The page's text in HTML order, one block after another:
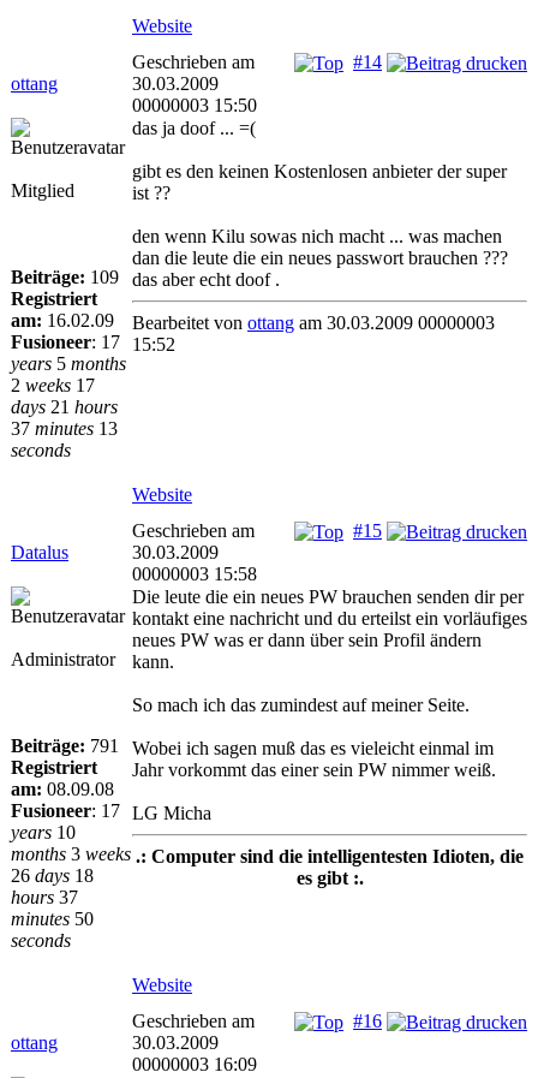
Website
ottang
#14
Geschrieben am
30.03.2009
00000003 15:50
Mitglied
Beiträge: 109
Registriert
am: 16.02.09
Fusioneer: 17
years 5 months
2 weeks 17
days 21 hours
37 minutes 13
seconds
das ja doof ... =(
gibt es den keinen Kostenlosen anbieter der super
ist ??
den wenn Kilu sowas nich macht ... was machen
dan die leute die ein neues passwort brauchen ???
das aber echt doof .
Bearbeitet von ottang am 30.03.2009 00000003
15:52
Website
Datalus
#15
Geschrieben am
30.03.2009
00000003 15:58
Administrator
Beiträge: 791
Registriert
am: 08.09.08
Fusioneer: 17
years 10
months 3 weeks
26 days 18
hours 37
minutes 50
seconds
Die leute die ein neues PW brauchen senden dir per
kontakt eine nachricht und du erteilst ein vorläufiges
neues PW was er dann über sein Profil ändern
kann.
So mach ich das zumindest auf meiner Seite.
Wobei ich sagen muß das es vieleicht einmal im
Jahr vorkommt das einer sein PW nimmer weiß.
LG Micha
.: Computer sind die intelligentesten Idioten, die
es gibt :.
Website
ottang
#16
Geschrieben am
30.03.2009
00000003 16:09